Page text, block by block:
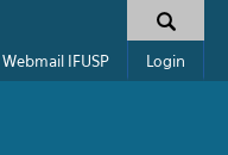
busca
Webmail IFUSP Login